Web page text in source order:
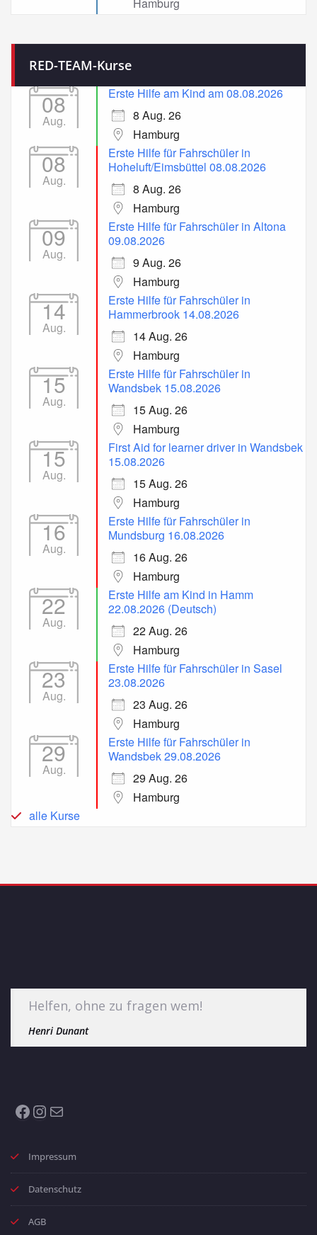
RED-TEAM-Kurse
08
Aug.
Erste Hilfe am Kind am 08.08.2026
8 Aug. 26
Hamburg
08
Aug.
Erste Hilfe für Fahrschüler in
Hoheluft/Eimsbüttel 08.08.2026
8 Aug. 26
Hamburg
09
Aug.
Erste Hilfe für Fahrschüler in Altona
09.08.2026
9 Aug. 26
Hamburg
14
Aug.
Erste Hilfe für Fahrschüler in
Hammerbrook 14.08.2026
14 Aug. 26
Hamburg
15
Aug.
Erste Hilfe für Fahrschüler in
Wandsbek 15.08.2026
15 Aug. 26
Hamburg
15
Aug.
First Aid for learner driver in Wandsbek
15.08.2026
15 Aug. 26
Hamburg
16
Aug.
Erste Hilfe für Fahrschüler in
Mundsburg 16.08.2026
16 Aug. 26
Hamburg
22
Aug.
Erste Hilfe am Kind in Hamm
22.08.2026 (Deutsch)
22 Aug. 26
Hamburg
23
Aug.
Erste Hilfe für Fahrschüler in Sasel
23.08.2026
23 Aug. 26
Hamburg
29
Aug.
Erste Hilfe für Fahrschüler in
Wandsbek 29.08.2026
29 Aug. 26
Hamburg
alle Kurse
Helfen, ohne zu fragen wem!
Henri Dunant
Facebook
Instagram
E-Mail
Impressum
Datenschutz
AGB